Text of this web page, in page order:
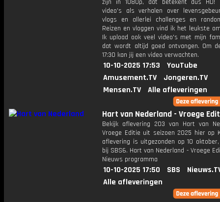
zijn in 1080p, dat betekent dus HD!
video's als verhalen over
vlogs en allerlei challenges en
Reizen en vloggen vind ik het leukste
Ik upload ook veel video's met mijn
dat wordt altijd goed ontvangen. Om
17:30 kan jij een video verwachten.
10-10-2025 17:53
YouTube
Amusement.TV
Jongeren.TV
Mensen.TV
Alle afleveringen
Hart van Nederland - Vroege
Bekijk aflevering 203 van Hart van
Vroege Editie uit seizoen 2025 hier op
aflevering is uitgezonden op 10 oktober,
bij SBS6. Hart van Nederland - Vroege
Nieuws programma
10-10-2025 17:50 SBS
Alle afleveringen